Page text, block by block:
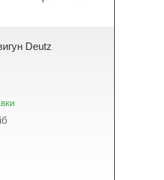
Deutz